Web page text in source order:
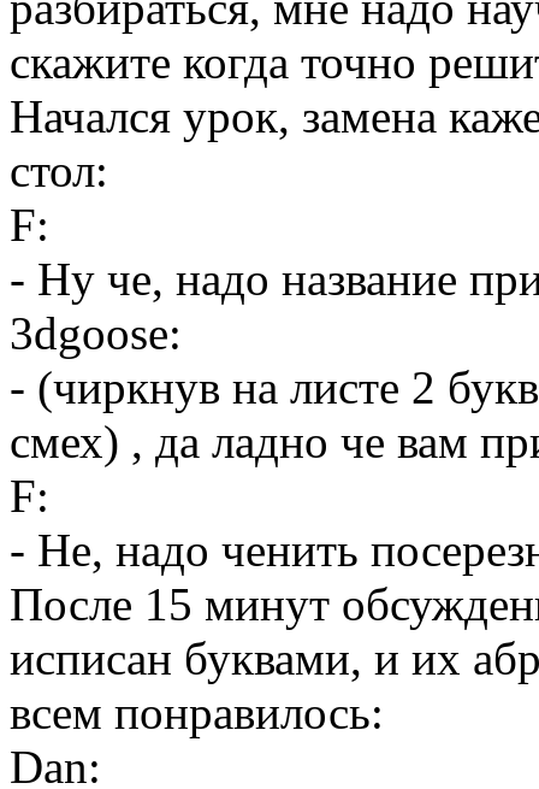
скажите когда точно
Начался урок, замена
стол:
F:
- Ну че, надо название
3dgoose:
- (чиркнув на листе 2
смех) , да ладно че вам
F:
- Не, надо ченить
После 15 минут
исписан буквами, и их
всем понравилось:
Dan: